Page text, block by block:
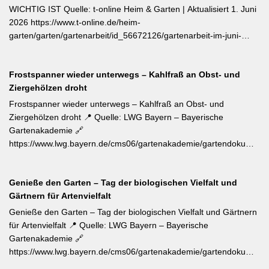
einzelner Blätter — das fördert buschigen Neuaustrieb und
ermöglicht weitere Ernten im Sommer. Für die Trocknung werden
Büschel kopfüber an einem schattigen, luftigen Ort aufgehängt
WICHTIG IST Quelle: t-online Heim & Garten | Aktualisiert 1. Juni
2026 https://www.t-online.de/heim-
garten/garten/gartenarbeit/id_56672126/gartenarbeit-im-juni-
dem Boden — konsequent entfernt werden, da sie die veredelte
Sorte verdrängen. Kletterrosen wie ‚Sympathie‘ müssen neues
Riebtentrieb durch Anbinden in die gewünschte Richtung geleitet
werden. Ab Ende Juni ist die Hochblüte zudem die beste Zeit für
Veredelungen: robuste Sorten lassen sich jetzt mit jungen
Unterlagen zusammenbringen. Eine schnell wirkende
Spätsommer.
Frostspanner wieder unterwegs – Kahlfraß an Obst- und
Ziergehölzen droht
Frostspanner wieder unterwegs – Kahlfraß an Obst- und
Ziergehölzen droht 📍 Quelle: LWG Bayern – Bayerische
Gartenakademie 🔗
https://www.lwg.bayern.de/cms06/gartenakademie/
Apfelbäumen, Rosen, Ahorn und Hartriegel. Die charakteristisch
„katzenbuckelnd“ krabbelenden Larven des Kleinen und Großen
Frostspanners können bei Massenbefall kahlen Fraß
verursachen. Gegenmaßnahmen: Leimringe ab Herbst, gezielter
Meisen-Förderung und – falls nötig – biologische
Pflanzenschutzmittel. [Thema-Tag: #Schädlingsbekämpfung
Genieße den Garten – Tag der biologischen Vielfalt und
Gärtnern für Artenvielfalt
Genieße den Garten – Tag der biologischen Vielfalt und Gärtnern
für Artenvielfalt 📍 Quelle: LWG Bayern – Bayerische
Gartenakademie 🔗
https://www.lwg.bayern.de/cms06/gartenakademie/